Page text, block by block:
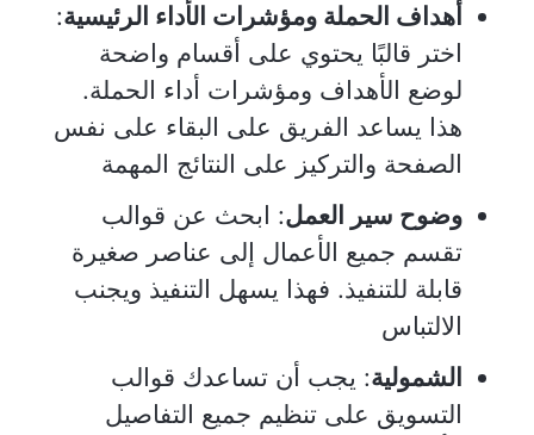
أهداف الحملة ومؤشرات الأداء الرئيسية:
اختر قالبًا يحتوي على أقسام واضحة
لوضع الأهداف ومؤشرات أداء الحملة.
هذا يساعد الفريق على البقاء على نفس
الصفحة والتركيز على النتائج المهمة
وضوح سير العمل: ابحث عن قوالب
تقسم جميع الأعمال إلى عناصر صغيرة
قابلة للتنفيذ. فهذا يسهل التنفيذ ويجنب
الالتباس
الشمولية: يجب أن تساعدك قوالب
التسويق على تنظيم جميع التفاصيل